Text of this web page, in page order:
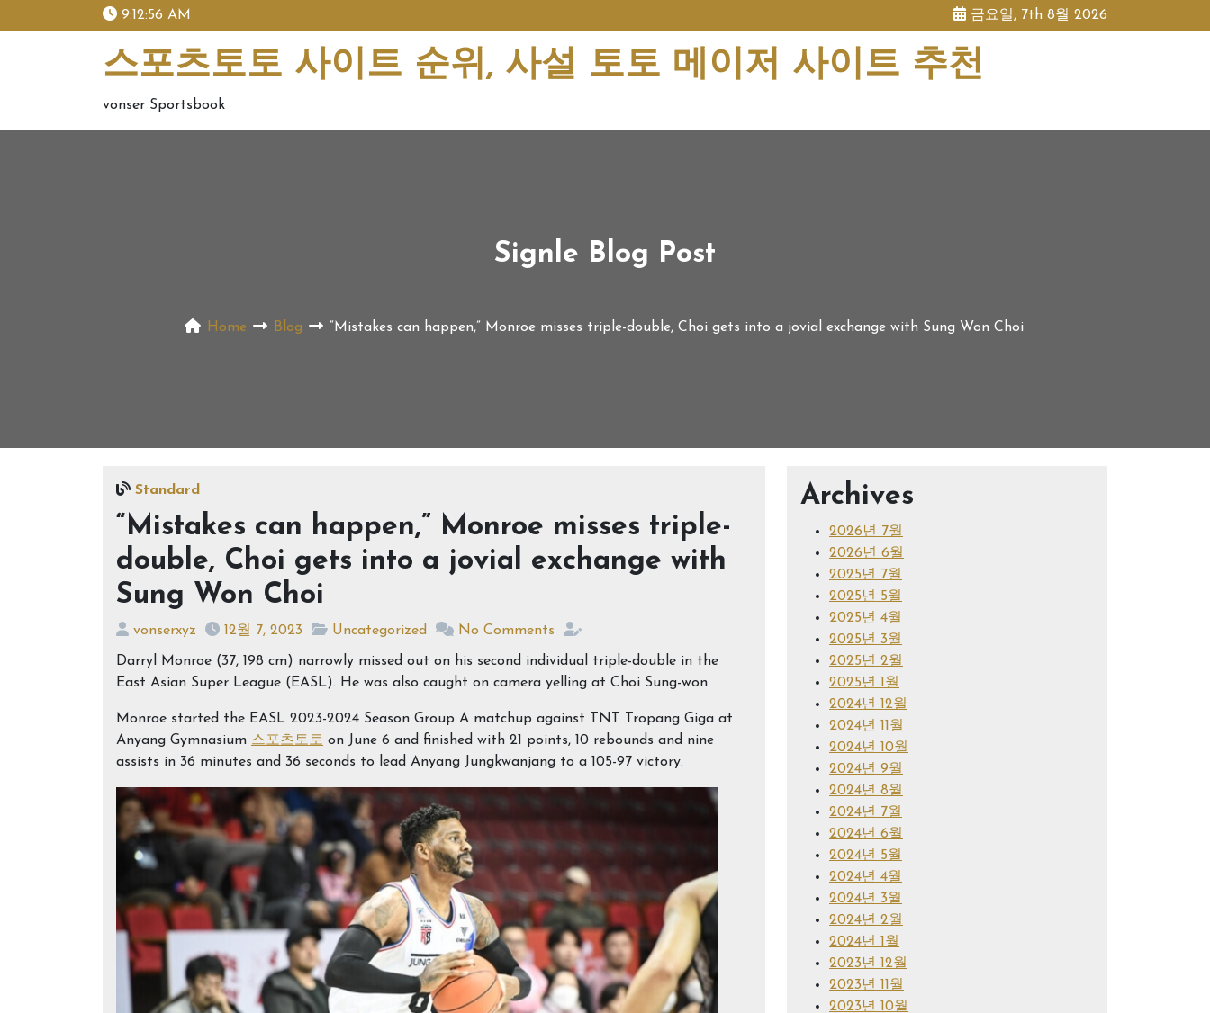
to
9:12:57 AM 금요일, 7th 8월 2026
스포츠토토 사이트 순위, 사설 토토 메이저 사이트 추천
vonser Sportsbook
Signle Blog Post
Home Blog “Mistakes can happen,” Monroe misses triple-double, Choi gets into a jovial exchange with Sung Won Choi
Standard
“Mistakes can happen,” Monroe misses triple-
double, Choi gets into a jovial exchange with
Sung Won Choi
vonserxyz 12월 7, 2023 Uncategorized No Comments
Darryl Monroe (37, 198 cm) narrowly missed out on his second individual triple-double in the
East Asian Super League (EASL). He was also caught on camera yelling at Choi Sung-won.
Monroe started the EASL 2023-2024 Season Group A matchup against TNT Tropang Giga at
Anyang Gymnasium 스포츠토토 on June 6 and finished with 21 points, 10 rebounds and nine
assists in 36 minutes and 36 seconds to lead Anyang Jungkwanjang to a 105-97 victory.
Archives
2026년 7월
2026년 6월
2025년 7월
2025년 5월
2025년 4월
2025년 3월
2025년 2월
2025년 1월
2024년 12월
2024년 11월
2024년 10월
2024년 9월
2024년 8월
2024년 7월
2024년 6월
2024년 5월
2024년 4월
2024년 3월
2024년 2월
2024년 1월
2023년 12월
2023년 11월
2023년 10월